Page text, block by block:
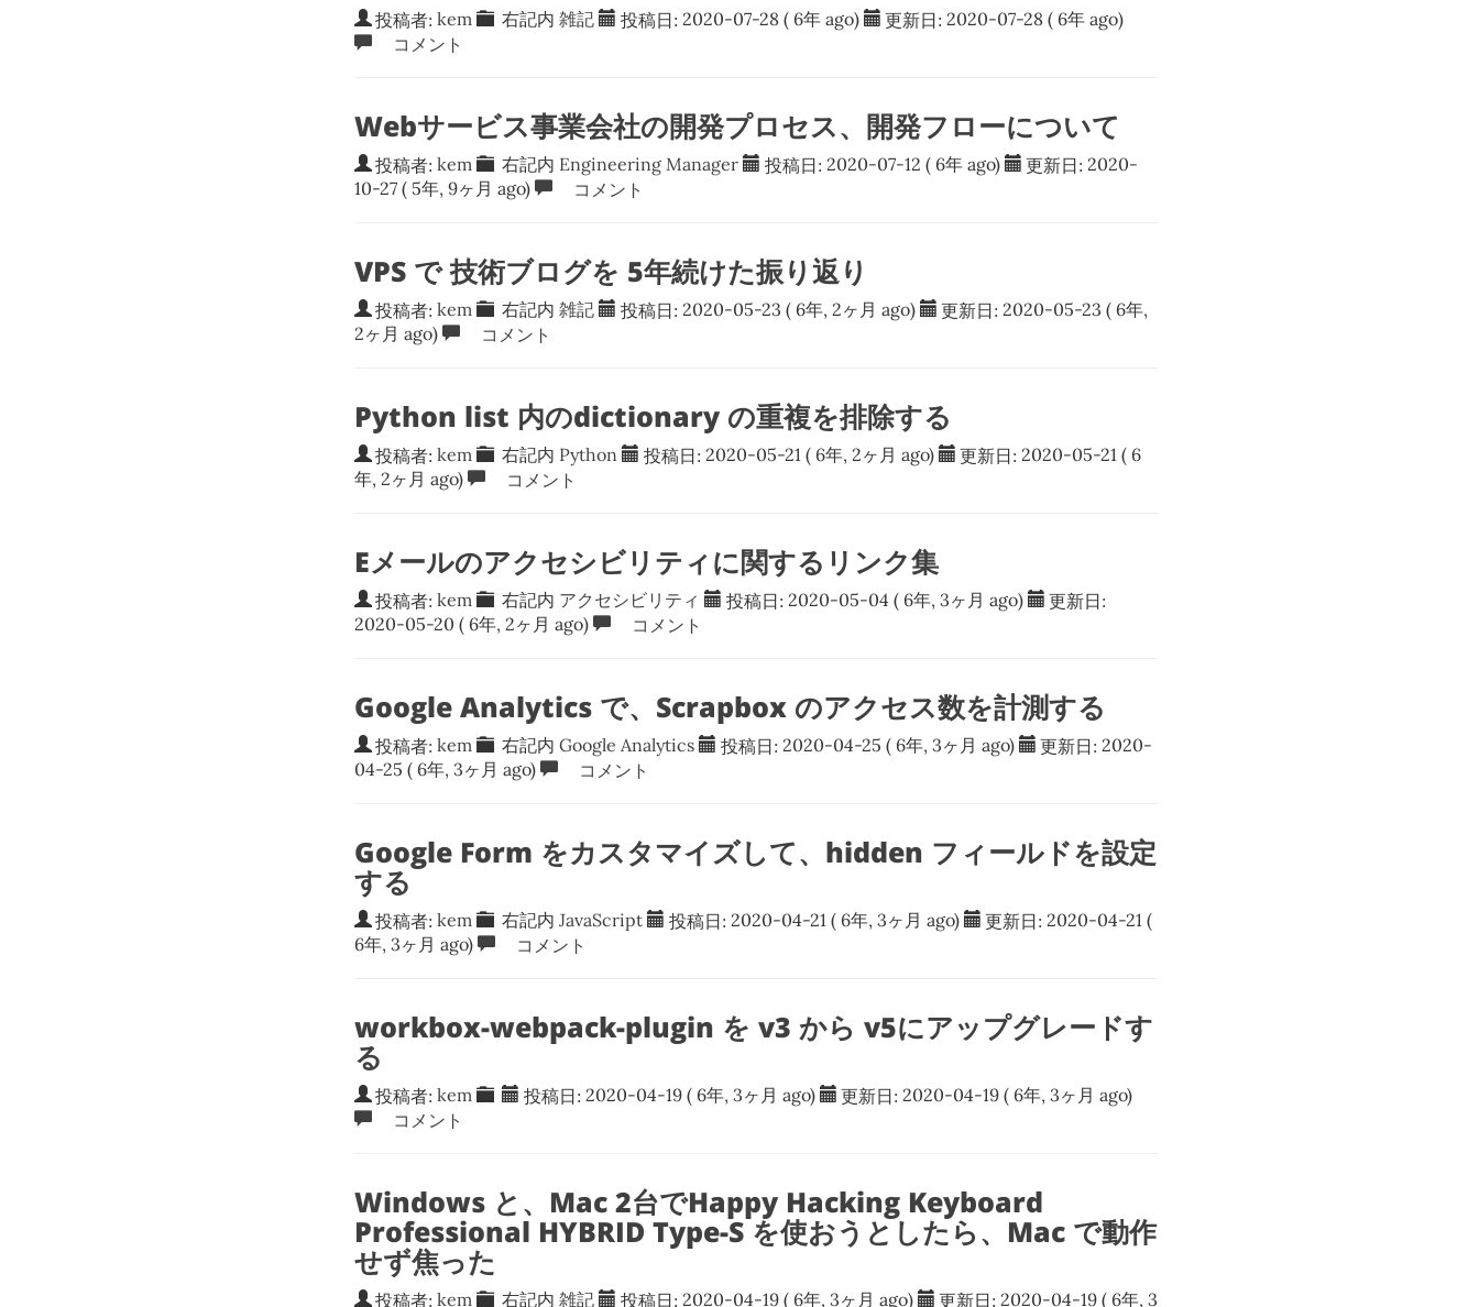
投稿者: kem 右記内雑記 投稿日: 2020-07-28( 6年 ago) 更新日: 2020-07-28( 6年 ago)
コメント
Webサービス事業会社の開発プロセス、開発フローについて
投稿者: kem 右記内 Engineering Manager 投稿日: 2020-07-12 ( 6年 ago) 更新日: 2020-
10-27 ( 5年, 9ヶ月 ago) コメント
VPS で 技術ブログを 5年続けた振り返り
投稿者: kem 右記内雑記 投稿日: 2020-05-23 ( 6年, 2ヶ月 ago) 更新日: 2020-05-23 ( 6年,
2ヶ月 ago)
コメント
Python list 内のdictionary の重複を排除する
投稿者: kem 右記内 Python 投稿日: 2020-05-21( 6年, 2ヶ月 ago) 更新日: 2020-05-21( 6
年, 2ヶ月 ago)
コメント
Eメールのアクセシビリティに関するリンク集
投稿者: kem 右記内 アクセシビリティ 投稿日: 2020-05-04( 6年, 3ヶ月 ago) 更新日:
2020-05-20 ( 6年, 2ヶ月 ago) コメント
Google Analytics で、Scrapbox のアクセス数を計測する
投稿者: kem 右記内Google Analytics 投稿日: 2020-04-25 ( 6年, 3ヶ月 ago) 更新日: 2020-
04-25 ( 6年, 3ヶ月 ago) コメント
Google Form をカスタマイズして、hidden フィールドを設定
する
投稿者: kem 右記内JavaScript 投稿日: 2020-04-21( 6年, 3ヶ月 ago) 更新日: 2020-04-21(
6年, 3ヶ月 ago)
コメント
workbox-webpack-plugin を v3 から v5にアップグレードす
る
投稿者: kem 投稿日: 2020-04-19( 6年, 3ヶ月 ago) 更新日: 2020-04-19( 6年, 3ヶ月 ago)
コメント
Windows と、Mac 2台でHappy Hacking Keyboard
Professional HYBRID Type-S を使おうとしたら、Mac で動作
せず焦った
投稿者: kem 右記内雑記 投稿日: 2020-04-19( 6年, 3ヶ月 ago) 更新日: 2020-04-19( 6年, 3